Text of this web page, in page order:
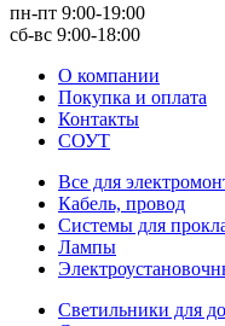
пн-пт 9:00-19:00
сб-вс 9:00-18:00
О компании
Покупка и оплата
Контакты
СОУТ
Все для
Кабель, провод
Системы для
Лампы
Светильники для